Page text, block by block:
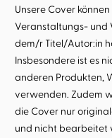
Unsere Cover können
Veranstaltungs- und
dem/r Titel/Autor:in
Insbesondere ist es
anderen Produkten,
verwenden. Zudem
die Cover nur
und nicht bearbeitet